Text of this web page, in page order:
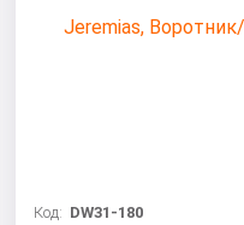
Код: DW31-180